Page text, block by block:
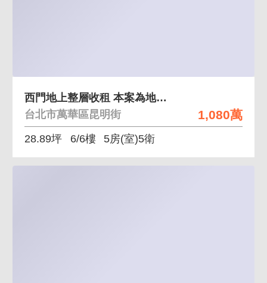
1,080萬
西門地上整層收租 本案為地上權，近捷運站，好收租
台北市萬華區昆明街
28.89坪 6/6樓 5房(室)5衛